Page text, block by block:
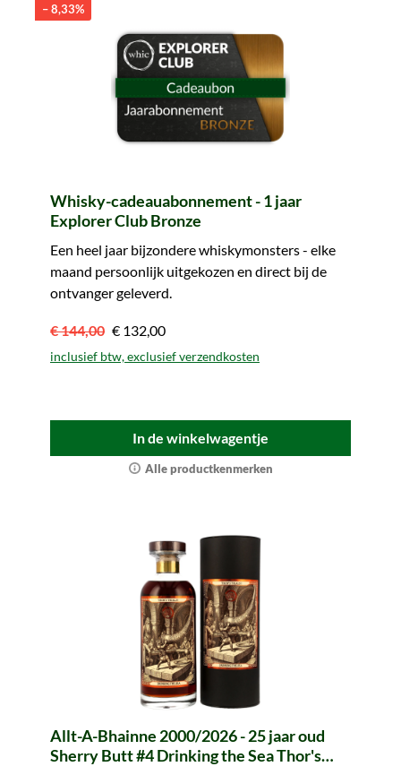
– 8,33%
Whisky-cadeauabonnement - 1 jaar
Explorer Club Bronze
Een heel jaar bijzondere whiskymonsters - elke
maand persoonlijk uitgekozen en direct bij de
ontvanger geleverd.
€ 144,00 € 132,00
inclusief btw, exclusief verzendkosten
In de winkelwagentje
Alle productkenmerken
Allt-A-Bhainne 2000/2026 - 25 jaar oud
Sherry Butt #4 Drinking the Sea Thor's